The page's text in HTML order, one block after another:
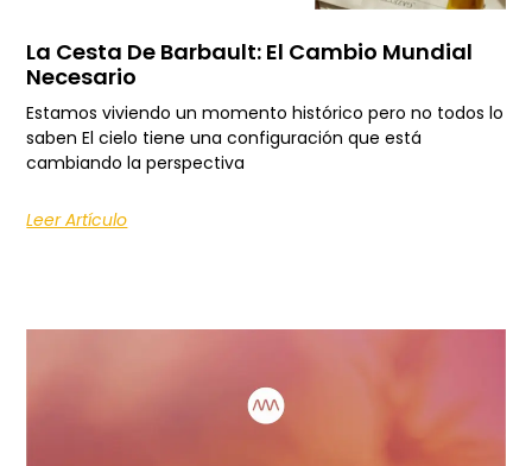
La Cesta De Barbault: El Cambio Mundial
Necesario
Estamos viviendo un momento histórico pero no todos lo
saben El cielo tiene una configuración que está
cambiando la perspectiva
Leer Artículo